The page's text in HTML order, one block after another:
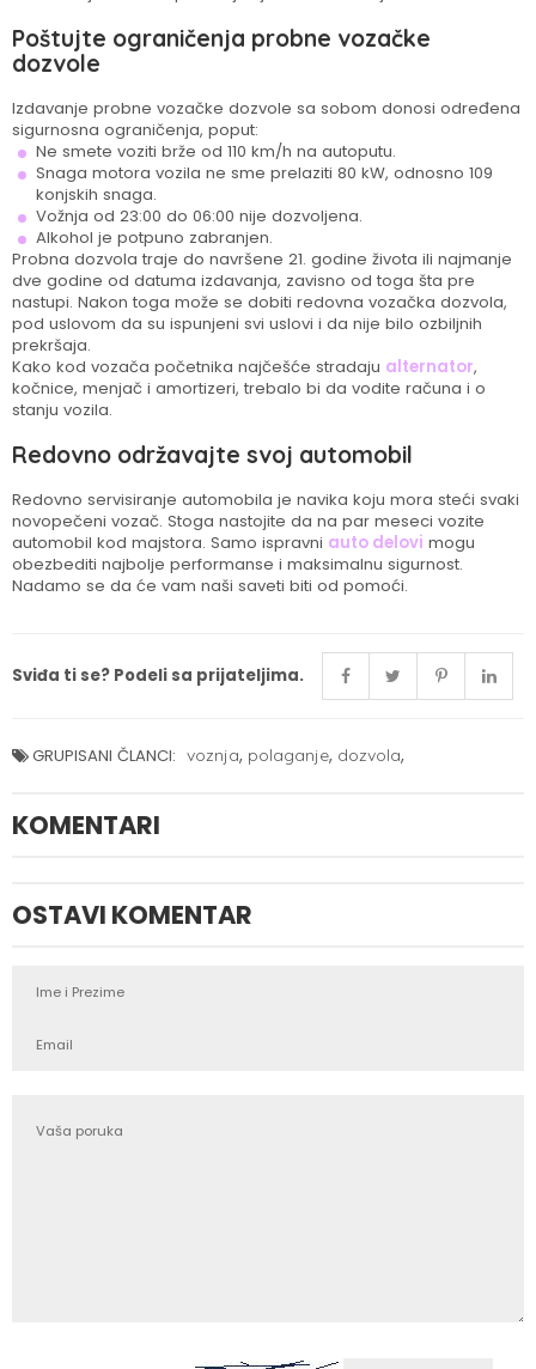
Poštujte ograničenja probne vozačke
dozvole
Izdavanje probne vozačke dozvole sa sobom donosi određena
sigurnosna ograničenja, poput:
Ne smete voziti brže od 110 km/h na autoputu.
Snaga motora vozila ne sme prelaziti 80 kW, odnosno 109
konjskih snaga.
Vožnja od 23:00 do 06:00 nije dozvoljena.
Alkohol je potpuno zabranjen.
Probna dozvola traje do navršene 21. godine života ili najmanje
dve godine od datuma izdavanja, zavisno od toga šta pre
nastupi. Nakon toga može se dobiti redovna vozačka dozvola,
pod uslovom da su ispunjeni svi uslovi i da nije bilo ozbiljnih
prekršaja.
Kako kod vozača početnika najčešće stradaju alternator,
kočnice, menjač i amortizeri, trebalo bi da vodite računa i o
stanju vozila.
Redovno održavajte svoj automobil
Redovno servisiranje automobila je navika koju mora steći svaki
novopečeni vozač. Stoga nastojite da na par meseci vozite
automobil kod majstora. Samo ispravni auto delovi mogu
obezbediti najbolje performanse i maksimalnu sigurnost.
Nadamo se da će vam naši saveti biti od pomoći.
Sviđa ti se? Podeli sa prijateljima.
GRUPISANI ČLANCI: voznja, polaganje, dozvola,
KOMENTARI
OSTAVI KOMENTAR